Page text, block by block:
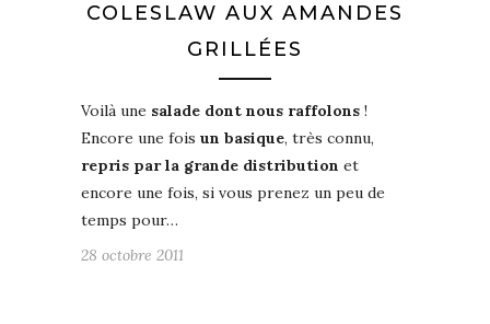
COLESLAW AUX AMANDES
GRILLÉES
Voilà une salade dont nous raffolons !
Encore une fois un basique, très connu,
repris par la grande distribution et
encore une fois, si vous prenez un peu de
temps pour…
28 octobre 2011